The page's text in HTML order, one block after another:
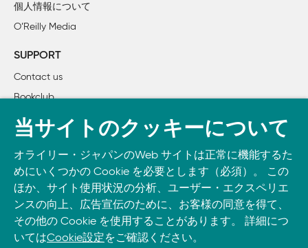
個人情報について
O’Reilly Media
SUPPORT
Contact us
Bookclub
書籍注文
Take O’Reilly with you and learn anywhere, anytime on your
phone
and tablet.
当サイトのクッキーについて
オライリー・ジャパンのWeb サイトは正常に機能するた
めにいくつかの Cookie を必要とします（必須）。 この
ほか、サイト使用状況の分析、ユーザー・エクスペリエ
ンスの向上、広告宣伝のために、お客様の同意を得て、
その他の Cookie を使用することがあります。 詳細につ
いてはCookie設定をご確認ください。